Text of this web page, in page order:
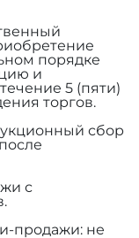
порядке
и
5 (пяти)
торгов.
сбор
с
продажи: не